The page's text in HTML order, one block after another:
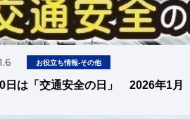
お役立ち情報-その他
日は「交通安全の日」 2026年1月